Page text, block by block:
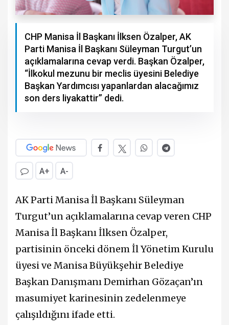
CHP Manisa İl Başkanı İlksen Özalper, AK
Parti Manisa İl Başkanı Süleyman Turgut’un
açıklamalarına cevap verdi. Başkan Özalper,
“İlkokul mezunu bir meclis üyesini Belediye
Başkan Yardımcısı yapanlardan alacağımız
son ders liyakattir” dedi.
A+ A-
AK Parti Manisa İl Başkanı Süleyman
Turgut’un açıklamalarına cevap veren CHP
Manisa İl Başkanı İlksen Özalper,
partisinin önceki dönem İl Yönetim Kurulu
üyesi ve Manisa Büyükşehir Belediye
Başkan Danışmanı Demirhan Gözaçan’ın
masumiyet karinesinin zedelenmeye
çalışıldığını ifade etti.